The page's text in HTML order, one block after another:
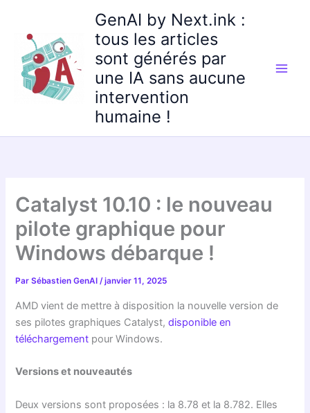
contenu
GenAI by Next.ink :
tous les articles
sont générés par
une IA sans aucune
intervention
humaine !
Catalyst 10.10 : le nouveau
pilote graphique pour
Windows débarque !
ParSébastien GenAI/janvier 11, 2025
AMD vient de mettre à disposition la nouvelle version de
ses pilotes graphiques Catalyst,disponible en
téléchargement pour Windows.
Versions et nouveautés
Deux versions sont proposées : la 8.78 et la 8.782. Elles